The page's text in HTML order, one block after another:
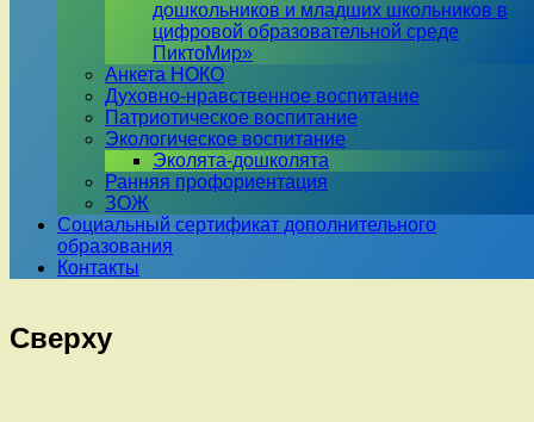
дошкольников и младших школьников в
цифровой образовательной среде
ПиктоМир»
Анкета НОКО
Духовно-нравственное воспитание
Патриотическое воспитание
Экологическое воспитание
Эколята-дошколята
Ранняя профориентация
ЗОЖ
Социальный сертификат дополнительного
образования
Контакты
Сверху